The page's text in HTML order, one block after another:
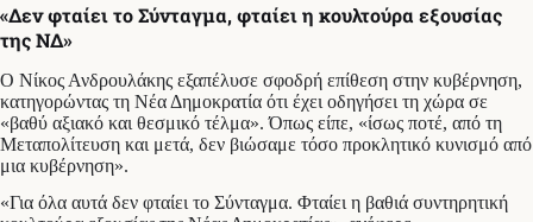
«Δεν φταίει το Σύνταγμα, φταίει η κουλτούρα εξουσίας
της ΝΔ»
Ο Νίκος Ανδρουλάκης εξαπέλυσε σφοδρή επίθεση στην κυβέρνηση,
κατηγορώντας τη Νέα Δημοκρατία ότι έχει οδηγήσει τη χώρα σε
«βαθύ αξιακό και θεσμικό τέλμα». Όπως είπε, «ίσως ποτέ, από τη
Μεταπολίτευση και μετά, δεν βιώσαμε τόσο προκλητικό κυνισμό από
μια κυβέρνηση».
«Για όλα αυτά δεν φταίει το Σύνταγμα. Φταίει η βαθιά συντηρητική